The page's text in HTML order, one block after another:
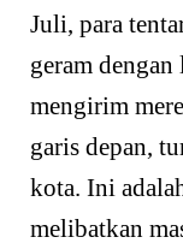
Juli, para
geram
mengirim
garis depan,
kota. Ini
melibatkan